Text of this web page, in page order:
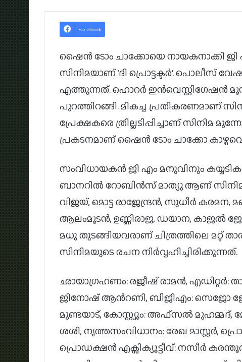
Facebook
ഷൈൻ ടോം ചാക്കോയെ നായകനാക്കി ജി
സിനിമയാണ് ‘ദി പ്രൊട്ടക്ടർ’. പൊലീസ്
എത്തുന്നത്. ഹൊറർ ഇൻവെസ്റ്റിഗേഷൻ
പുറത്തിറങ്ങി. മികച്ച പ്രതികരണമാണ്
പ്രേക്ഷകരെ ത്രില്ലടിപ്പിച്ചാണ് സിനിമ
പ്രകടനമാണ് ഷൈൻ ടോം ചാക്കോ
സംവിധായകൻ ജി എം മനുവിനും
ബാനറിൽ റോബിൻസ് മാത്യു ആണ് സിനിമ
വിജയ്, മൊട്ട രാജേന്ദ്രൻ, സുധീർ
ആലംമൂടൻ, ഉണ്ണിരാജ, ഡയാന, കാജൽ
മധു തുടങ്ങിയവരാണ് ചിത്രത്തിലെ
സിനിമയുടെ രചന നിർവ്വഹിച്ചിരിക്കുന്നത്.
ഛായാഗ്രഹണം: രജീഷ് രാമൻ, എഡിറ്റർ:
ജിനോഷ് ആന്‍റണി, ബിജിഎം: സെജോ
മുണ്ടയാട്, കോസ്റ്റ്യൂം: അഫ്സൽ മുഹമ്മദ്,
ശശി, നൃത്തസംവിധാനം: രേഖ മാസ്റ്റർ,
പ്രൊഡക്ഷൻ എക്സിക്യൂട്ടീവ്: നസീർ